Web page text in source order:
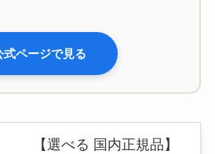
式ページで見る
【選べる 国内正規品】